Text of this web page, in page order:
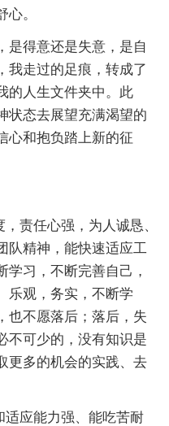
。
得意还是失意，是自
我走过的足痕，转成了
的人生文件夹中。此
状态去展望充满渴望的
心和抱负踏上新的征
责任心强，为人诚恳、
队精神，能快速适应工
学习，不断完善自己，
乐观，务实，不断学
也不愿落后；落后，失
不可少的，没有知识是
更多的机会的实践、去
应能力强、能吃苦耐